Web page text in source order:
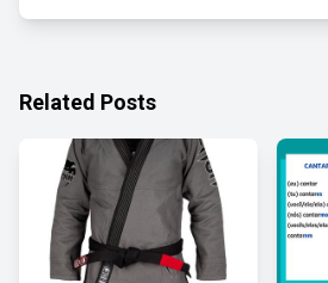
Related Posts